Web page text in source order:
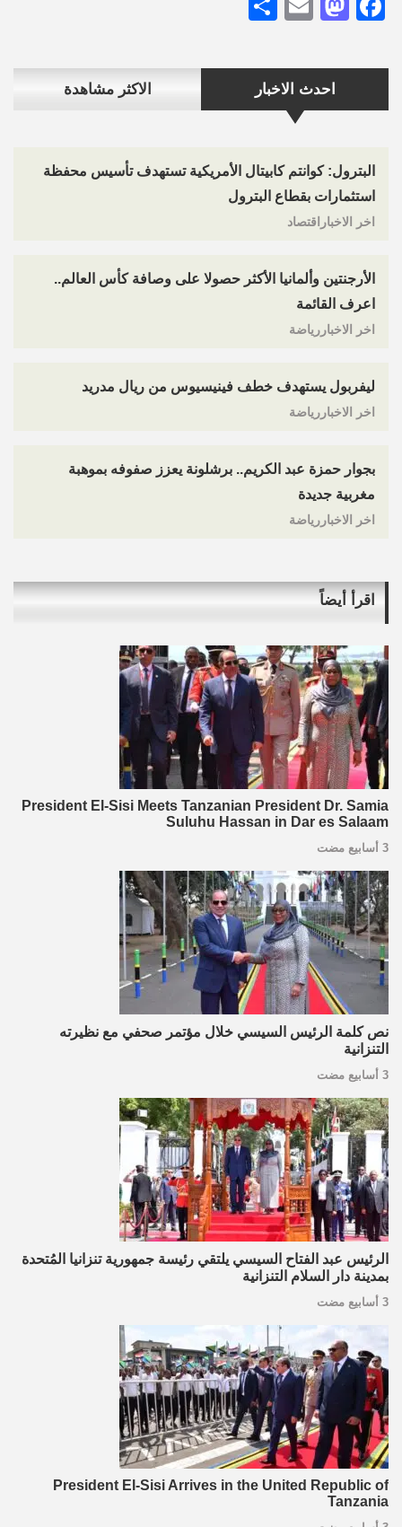
احدث الاخبار الاكثر مشاهدة
البترول: كوانتم كابيتال الأمريكية تستهدف تأسيس محفظة
استثمارات بقطاع البترول
اخر الاخباراقتصاد
الأرجنتين وألمانيا الأكثر حصولا على وصافة كأس العالم..
اعرف القائمة
اخر الاخباررياضة
ليفربول يستهدف خطف فينيسيوس من ريال مدريد
اخر الاخباررياضة
بجوار حمزة عبد الكريم.. برشلونة يعزز صفوفه بموهبة
مغربية جديدة
اخر الاخباررياضة
اقرأ أيضاً
President El-Sisi Meets Tanzanian President Dr. Samia
Suluhu Hassan in Dar es Salaam
3 أسابيع مضت
نص كلمة الرئيس السيسي خلال مؤتمر صحفي مع نظيرته
التنزانية
3 أسابيع مضت
الرئيس عبد الفتاح السيسي يلتقي رئيسة جمهورية تنزانيا المُتحدة
بمدينة دار السلام التنزانية
3 أسابيع مضت
President El-Sisi Arrives in the United Republic of
Tanzania